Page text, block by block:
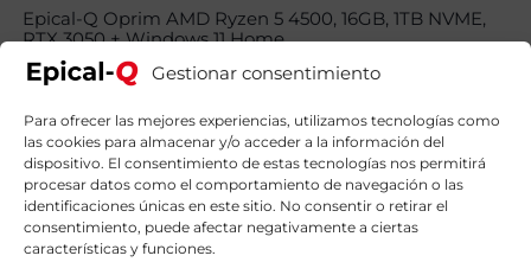
Gestionar consentimiento
Para ofrecer las mejores experiencias, utilizamos tecnologías como
las cookies para almacenar y/o acceder a la información del
dispositivo. El consentimiento de estas tecnologías nos permitirá
procesar datos como el comportamiento de navegación o las
identificaciones únicas en este sitio. No consentir o retirar el
consentimiento, puede afectar negativamente a ciertas
características y funciones.
Epical-Q Oprim AMD Ryzen 5 4500, 16GB, 1TB NVME,
RTX 3050 + Windows 11 Home
919,00€El
precio
era:
919,00€.
799,90€El
precio
es:
799,90€.